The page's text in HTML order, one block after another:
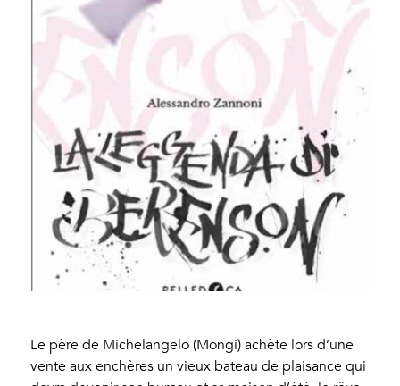
Le père de Michelangelo (Mongi) achète lors d’une
vente aux enchères un vieux bateau de plaisance qui